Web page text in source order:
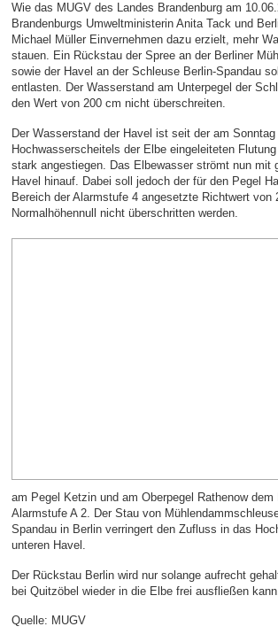
Wie das MUGV des Landes Brandenburg am
Brandenburgs Umweltministerin Anita Tack und
Michael Müller Einvernehmen dazu erzielt, mehr
stauen. Ein Rückstau der Spree an der Berliner
sowie der Havel an der Schleuse Berlin-Spandau
entlasten. Der Wasserstand am Unterpegel der
den Wert von 200 cm nicht überschreiten.
Der Wasserstand der Havel ist seit der am
Hochwasserscheitels der Elbe eingeleiteten
stark angestiegen. Das Elbewasser strömt nun mit
Havel hinauf. Dabei soll jedoch der für den Pegel
Bereich der Alarmstufe 4 angesetzte Richtwert von
Normalhöhennull nicht überschritten werden.
am Pegel Ketzin und am Oberpegel Rathenow dem
Alarmstufe A 2. Der Stau von
Spandau in Berlin verringert den Zufluss in das
unteren Havel.
Der Rückstau Berlin wird nur solange aufrecht
bei Quitzöbel wieder in die Elbe frei ausfließen kann.
Quelle: MUGV